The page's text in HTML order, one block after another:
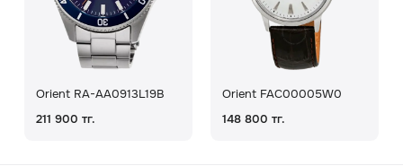
Orient RA-AA0913L19B
211 900 тг.
Orient FAC00005W0
148 800 тг.